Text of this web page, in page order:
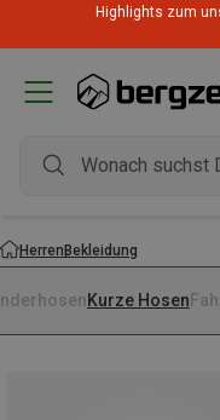
Highlights zum
HerrenBekleidung
Kurze Hosen